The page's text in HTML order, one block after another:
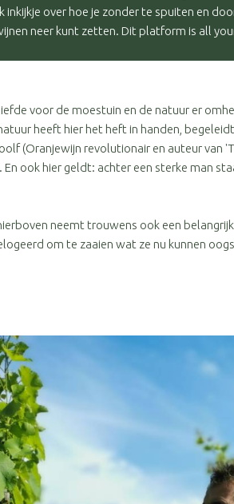
inkijkje over hoe je zonder te spuiten en
neer kunt zetten. Dit platform is all
voor de moestuin en de natuur er
heeft hier het heft in handen,
(Oranjewijn revolutionair en auteur van
En ook hier geldt: achter een sterke man
neemt trouwens ook een
om te zaaien wat ze nu kunnen